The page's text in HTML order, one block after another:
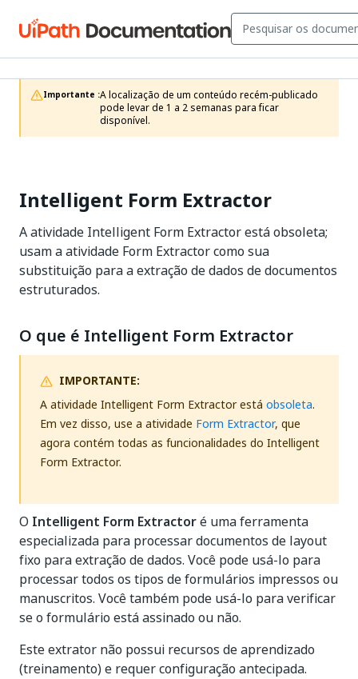
Importante :A localização de um conteúdo recém-publicado
pode levar de 1 a 2 semanas para ficar
disponível.
Intelligent Form Extractor
A atividade Intelligent Form Extractor está obsoleta;
usam a atividade Form Extractor como sua
substituição para a extração de dados de documentos
estruturados.
O que é Intelligent Form Extractor
IMPORTANTE:
A atividade Intelligent Form Extractor está obsoleta.
Em vez disso, use a atividade Form Extractor, que
agora contém todas as funcionalidades do Intelligent
Form Extractor.
O Intelligent Form Extractoré uma ferramenta
especializada para processar documentos de layout
fixo para extração de dados. Você pode usá-lo para
processar todos os tipos de formulários impressos ou
manuscritos. Você também pode usá-lo para verificar
se o formulário está assinado ou não.
Este extrator não possui recursos de aprendizado
(treinamento) e requer configuração antecipada.